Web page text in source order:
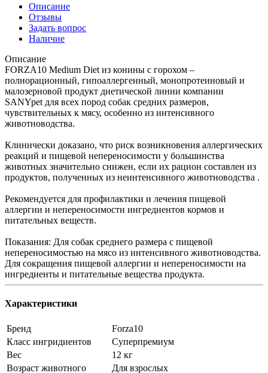
Описание
Отзывы
Задать вопрос
Наличие
Описание
FORZA10 Medium Diet из конины с горохом –
полнорационный, гипоаллергенный, монопротеиновый и
малозерновой продукт диетической линии компании
SANYpet для всех пород собак средних размеров,
чувствительных к мясу, особенно из интенсивного
животноводства.
Клинически доказано, что риск возникновения аллергических
реакций и пищевой непереносимости у большинства
животных значительно снижен, если их рацион составлен из
продуктов, полученных из неинтенсивного животноводства .
Рекомендуется для профилактики и лечения пищевой
аллергии и непереносимости ингредиентов кормов и
питательных веществ.
Показания: Для собак среднего размера с пищевой
непереносимостью на мясо из интенсивного животноводства.
Для сокращения пищевой аллергии и непереносимости на
ингредиенты и питательные вещества продукта.
Характеристики
Бренд
Forza10
Класс ингридиентов
Суперпремиум
Вес
12 кг
Возраст животного
Для взрослых